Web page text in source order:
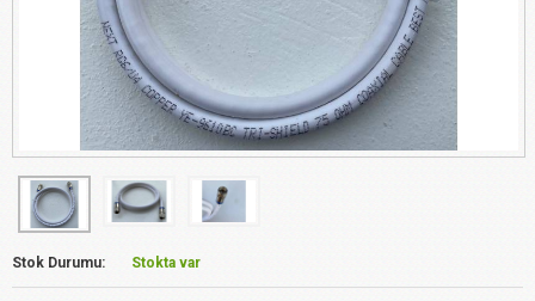
Stok Durumu: Stokta var